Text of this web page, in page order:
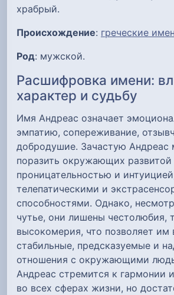
храбрый.
Происхождение: греческие
Род: мужской.
Расшифровка имени:
характер и судьбу
Имя Андреас означает
эмпатию, сопереживание,
добродушие. Зачастую Андреас
поразить окружающих развитой
проницательностью и
телепатическими и
способностями. Однако,
чутье, они лишены честолюбия,
высокомерия, что позволяет им
стабильные, предсказуемые и
отношения с окружающими
Андреас стремится к гармонии
во всех сферах жизни, но